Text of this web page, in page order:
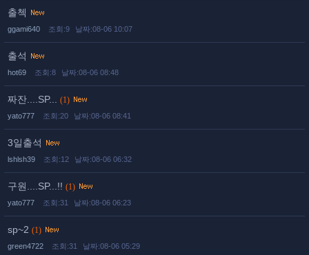
출첵
ggami640 조회:9 날짜:08-06 10:07
출석
hot69 조회:8 날짜:08-06 08:48
짜잔....SP... (1)
yato777 조회:20 날짜:08-06 08:41
3일출석
lshlsh39 조회:12 날짜:08-06 06:32
구원....SP...!! (1)
yato777 조회:31 날짜:08-06 06:23
sp~2 (1)
green4722 조회:31 날짜:08-06 05:29